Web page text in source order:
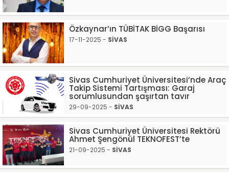
Özkaynar’ın TÜBİTAK BİGG Başarısı
17-11-2025 - SİVAS
Sivas Cumhuriyet Üniversitesi’nde Araç
Takip Sistemi Tartışması: Garaj
sorumlusundan şaşırtan tavır
29-09-2025 - SİVAS
Sivas Cumhuriyet Üniversitesi Rektörü
Ahmet Şengönül TEKNOFEST’te
21-09-2025 - SİVAS